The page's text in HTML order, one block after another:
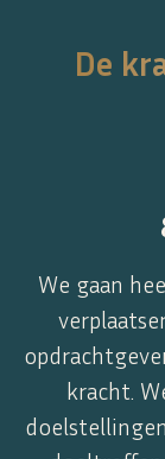
De
We gaan
kracht.